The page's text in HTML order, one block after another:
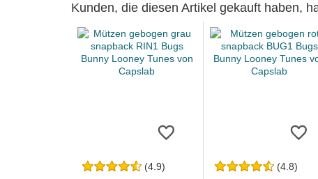
Kunden, die diesen Artikel gekauft haben,
(4.9) (4.8)